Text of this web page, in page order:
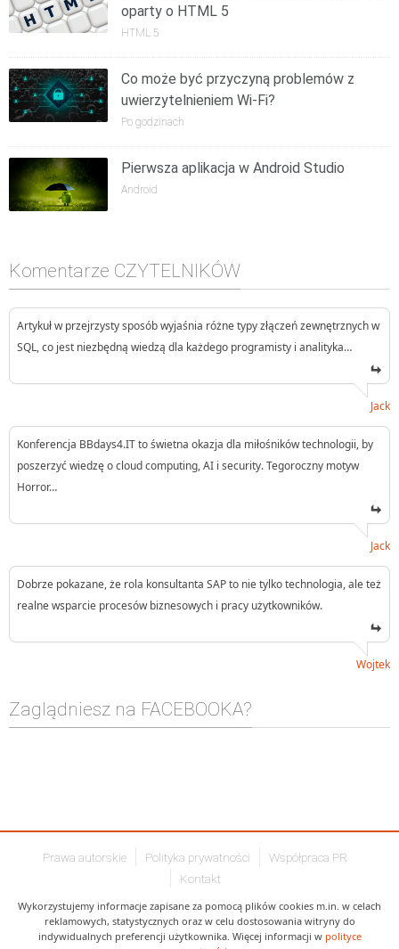
oparty o HTML 5
HTML 5
Co może być przyczyną problemów z
uwierzytelnieniem Wi-Fi?
Po godzinach
Pierwsza aplikacja w Android Studio
Android
Komentarze CZYTELNIKÓW
Artykuł w przejrzysty sposób wyjaśnia różne typy złączeń zewnętrznych w
SQL, co jest niezbędną wiedzą dla każdego programisty i analityka…
Jack
Konferencja BBdays4.IT to świetna okazja dla miłośników technologii, by
poszerzyć wiedzę o cloud computing, AI i security. Tegoroczny motyw
Horror…
Jack
Dobrze pokazane, że rola konsultanta SAP to nie tylko technologia, ale też
realne wsparcie procesów biznesowych i pracy użytkowników.
Wojtek
Zaglądniesz na FACEBOOKA?
Prawa autorskie Polityka prywatności
Współpraca PR
Kontakt
Wykorzystujemy informacje zapisane za pomocą plików cookies m.in. w celach
reklamowych, statystycznych oraz w celu dostosowania witryny do
indywidualnych preferencji użytkownika. Więcej informacji w polityce